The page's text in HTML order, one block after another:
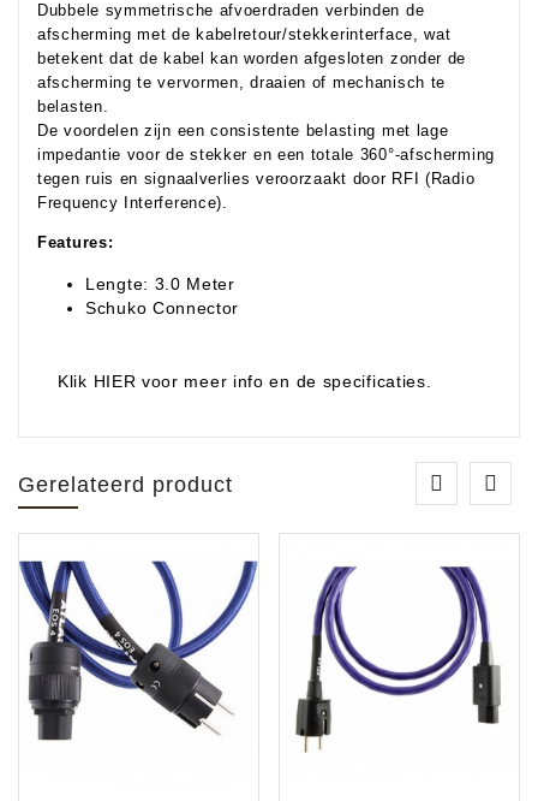
Dubbele symmetrische afvoerdraden verbinden de
afscherming met de kabelretour/stekkerinterface, wat
betekent dat de kabel kan worden afgesloten zonder de
afscherming te vervormen, draaien of mechanisch te
belasten.
De voordelen zijn een consistente belasting met lage
impedantie voor de stekker en een totale 360°-afscherming
tegen ruis en signaalverlies veroorzaakt door RFI (Radio
Frequency Interference).
Features:
Lengte: 3.0 Meter
Schuko Connector
Klik HIER voor meer info en de specificaties.
Gerelateerd product